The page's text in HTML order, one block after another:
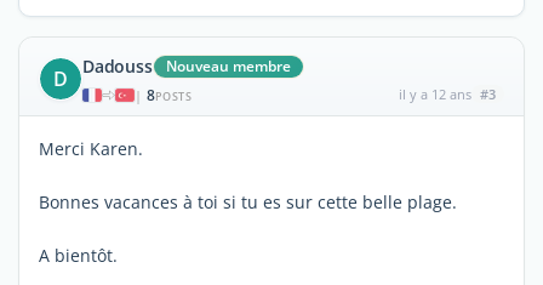
D Dadouss Nouveau membre
| 8POSTS il y a 12 ans #3
Merci Karen.
Bonnes vacances à toi si tu es sur cette belle plage.
A bientôt.